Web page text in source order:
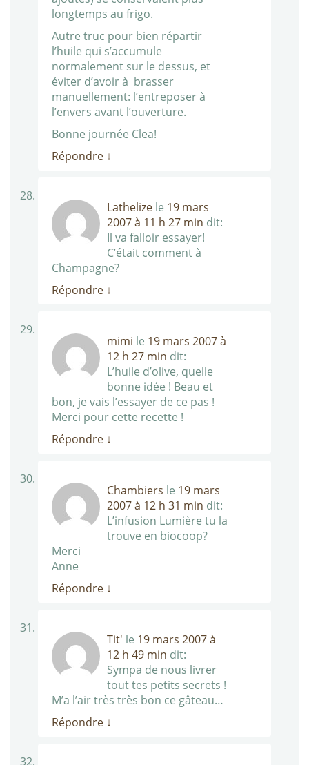
longtemps au frigo.
Autre truc pour bien répartir
l’huile qui s’accumule
normalement sur le dessus, et
éviter d’avoir à brasser
manuellement: l’entreposer à
l’envers avant l’ouverture.
Bonne journée Clea!
Répondre ↓
Lathelize le 19 mars
2007 à 11 h 27 min dit:
Il va falloir essayer!
C’était comment à
Champagne?
Répondre ↓
mimi le 19 mars 2007 à
12 h 27 min dit:
L’huile d’olive, quelle
bonne idée ! Beau et
bon, je vais l’essayer de ce pas !
Merci pour cette recette !
Répondre ↓
Chambiers le 19 mars
2007 à 12 h 31 min dit:
L’infusion Lumière tu la
trouve en biocoop?
Merci
Anne
Répondre ↓
Tit' le 19 mars 2007 à
12 h 49 min dit:
Sympa de nous livrer
tout tes petits secrets !
M’a l’air très très bon ce gâteau…
Répondre ↓